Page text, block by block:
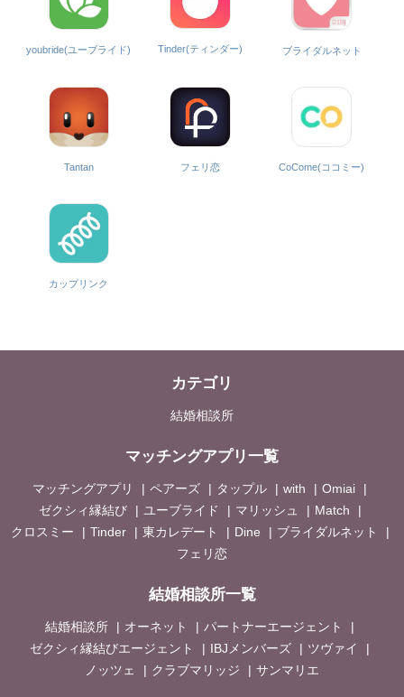
youbride(ユーブライド) Tinder(ティンダー) ブライダルネット
Tantan フェリ恋 CoCome(ココミー)
カップリンク
カテゴリ
結婚相談所
マッチングアプリ一覧
マッチングアプリ ペアーズ タップル with
Omiai
ゼクシィ縁結び
ユーブライド マリッシュ
Match
クロスミー
Tinder 東カレデート Dine
ブライダルネット
フェリ恋
結婚相談所一覧
結婚相談所 オーネット
パートナーエージェント
ゼクシィ縁結びエージェント
IBJメンバーズ
ツヴァイ
ノッツェ
クラブマリッジ サンマリエ